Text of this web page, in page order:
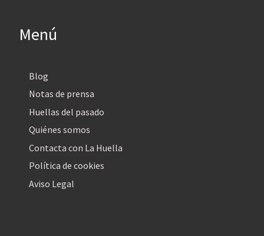
Menú
Blog
Notas de prensa
Huellas del pasado
Quiénes somos
Contacta con La Huella
Política de cookies
Aviso Legal